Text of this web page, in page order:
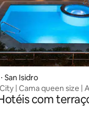
San Isidro
| Cama queen size |
com